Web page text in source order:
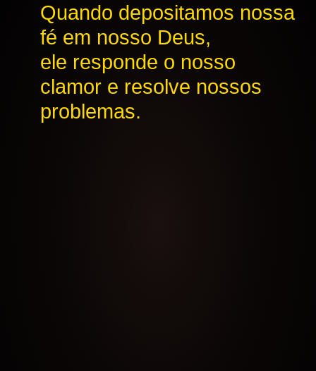
Quando depositamos nossa
fé em nosso Deus,
ele responde o nosso
clamor e resolve nossos
problemas.